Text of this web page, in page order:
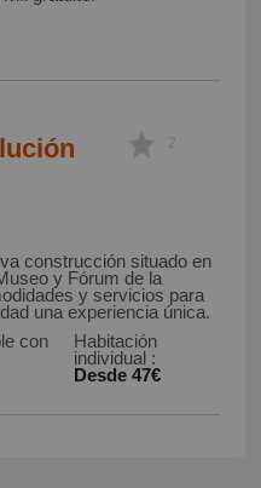
2
construcción situado en
y Fórum de la
y servicios para
una experiencia única.
con
Habitación
individual :
Desde 47€